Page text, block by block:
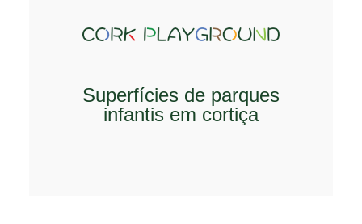
Superfícies de parques
infantis em cortiça